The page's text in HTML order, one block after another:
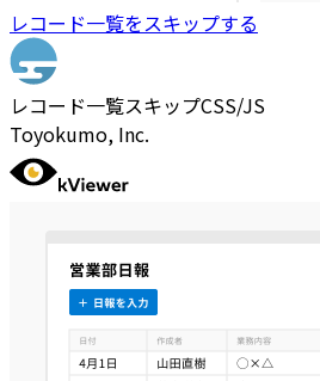
レコード一覧をスキップする
レコード一覧スキップCSS/JS
Toyokumo, Inc.